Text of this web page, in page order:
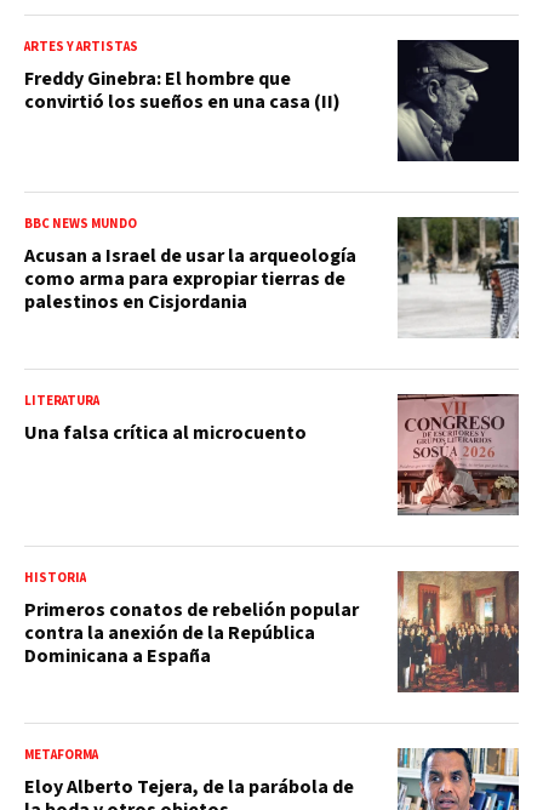
ARTES Y ARTISTAS
Freddy Ginebra: El hombre que
convirtió los sueños en una casa (II)
BBC NEWS MUNDO
Acusan a Israel de usar la arqueología
como arma para expropiar tierras de
palestinos en Cisjordania
LITERATURA
Una falsa crítica al microcuento
HISTORIA
Primeros conatos de rebelión popular
contra la anexión de la República
Dominicana a España
METAFORMA
Eloy Alberto Tejera, de la parábola de